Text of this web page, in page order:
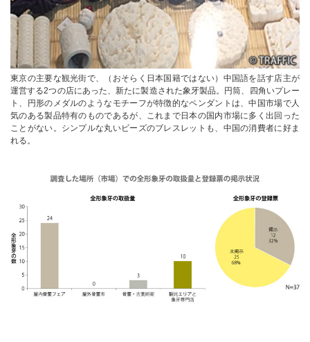
東京の主要な観光街で、（おそらく日本国籍ではない）中国語を話す店主が
運営する2つの店にあった、新たに製造された象牙製品。円筒、四角いプレー
ト、円形のメダルのようなモチーフが特徴的なペンダントは、中国市場で人
気のある製品特有のものであるが、これまで日本の国内市場に多く出回った
ことがない。シンプルな丸いビーズのブレスレットも、中国の消費者に好ま
れる。